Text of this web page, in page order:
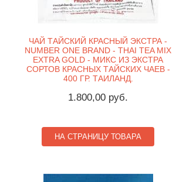
ЧАЙ ТАЙСКИЙ КРАСНЫЙ ЭКСТРА -
NUMBER ONE BRAND - THAI TEA MIX
EXTRA GOLD - МИКС ИЗ ЭКСТРА
СОРТОВ КРАСНЫХ ТАЙСКИХ ЧАЕВ -
400 ГР. ТАИЛАНД.
1.800,00 руб.
НА СТРАНИЦУ ТОВАРА